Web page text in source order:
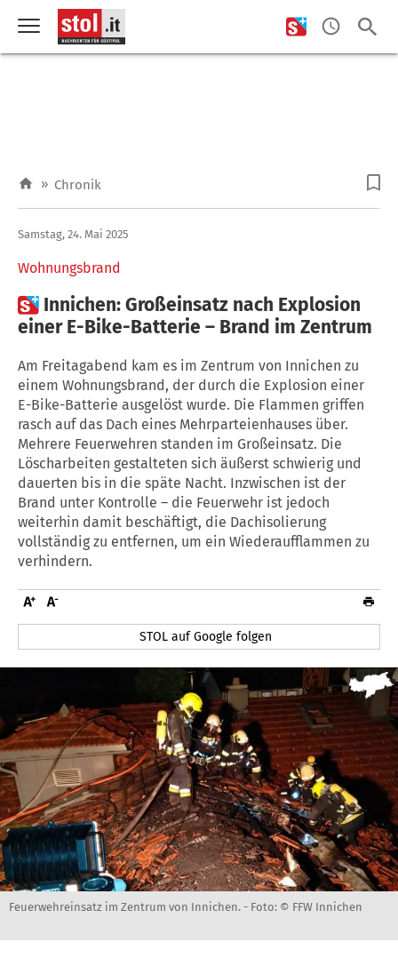
» Chronik
Wohnungsbrand
Samstag, 24. Mai 2025
 Innichen: Großeinsatz nach Explosion
einer E-Bike-Batterie – Brand im Zentrum
Am Freitagabend kam es im Zentrum von Innichen zu
einem Wohnungsbrand, der durch die Explosion einer
E-Bike-Batterie ausgelöst wurde. Die Flammen griffen
rasch auf das Dach eines Mehrparteienhauses über.
Mehrere Feuerwehren standen im Großeinsatz. Die
Löscharbeiten gestalteten sich äußerst schwierig und
dauerten bis in die späte Nacht. Inzwischen ist der
Brand unter Kontrolle – die Feuerwehr ist jedoch
weiterhin damit beschäftigt, die Dachisolierung
vollständig zu entfernen, um ein Wiederaufflammen zu
verhindern.
STOL auf Google folgen
Feuerwehreinsatz im Zentrum von Innichen. - Foto: © FFW Innichen